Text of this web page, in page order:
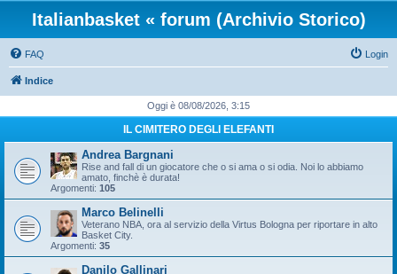
Italianbasket « forum (Archivio Storico)
FAQ Login
Indice
Oggi è 08/08/2026, 3:15
IL CIMITERO DEGLI ELEFANTI
Andrea Bargnani
Rise and fall di un giocatore che o si ama o si odia. Noi lo abbiamo
amato, finchè è durata!
Argomenti: 105
Marco Belinelli
Veterano NBA, ora al servizio della Virtus Bologna per riportare in alto
Basket City.
Argomenti: 35
Danilo Gallinari